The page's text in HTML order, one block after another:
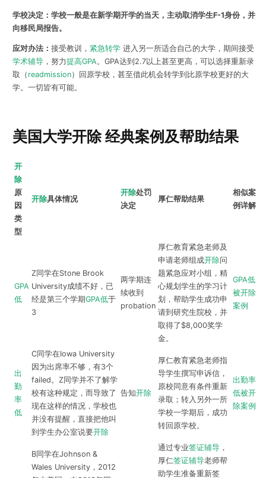
学校决定：学校一般是在新学期开学的当天，主动取消学生F-1身份，并
向移民局报告。
应对办法： 接受教训， 紧急转学进入另一所适合自己的大学，期间接受
学术辅导，努力提高GPA。GPA达到2.7以上甚至更高，可以选择重新录
取（ readmission）回原学校，甚至借此机会转学到比原学校更好的大
学。一切皆有可能。
美国大学开除 经典案例及帮助结果
开
除
原
因
类
型
开除具体情况
开除处罚
决定
厚仁帮助结果
相似案
例详解
GPA
低
Z同学在Stone Brook
University成绩不好，已
经是第三个学期GPA低于
3
两学期连
续收到
probation
厚仁教育紧急老师及
申请老师组成开除问
题紧急应对小组，精
心规划学生的学习计
划，帮助学生成功申
请到研究生院校，并
取得了$8,000奖学
金。
GPA低
被开除
案例
出
勤
率
低
C同学在Iowa University
因为出席率不够，有3个
failed。Z同学并不了解学
校有这种规定，而导致了
现在这样的情况，学校也
并没有提醒，直接把他叫
到学生办公室说要开除
告知开除
厚仁教育紧急老师指
导学生撰写申诉信，
原校同意有条件重新
录取；转入另外一所
学校一学期后，成功
转回原学校。
出勤率
低被开
除案例
B同学在Johnson &
Wales University，2012
通过专业签证辅导，
厚仁签证辅导老师帮
助学生准备重新签